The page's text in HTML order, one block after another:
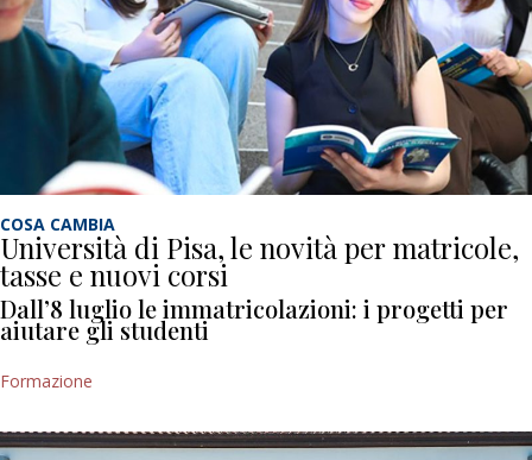
COSA CAMBIA
Università di Pisa, le novità per matricole,
tasse e nuovi corsi
Dall’8 luglio le immatricolazioni: i progetti per
aiutare gli studenti
Formazione